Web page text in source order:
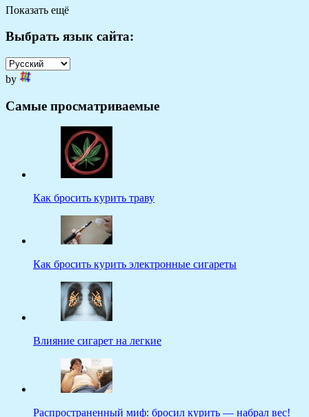
Показать ещё
Выбрать язык сайта:
by
Самые просматриваемые
Как бросить курить траву
Как бросить курить электронные сигареты
Влияние сигарет на легкие
Распространенный миф: бросил курить — набрал вес!